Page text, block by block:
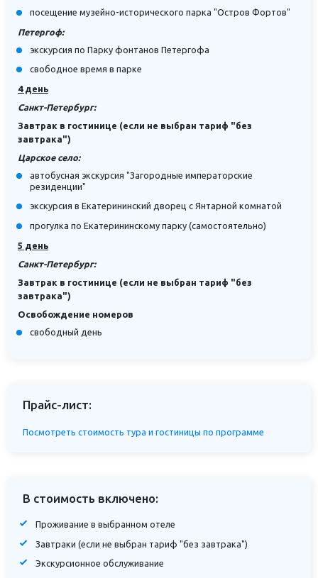
посещение музейно-исторического парка "Остров Фортов"
Петергоф:
экскурсия по Парку фонтанов Петергофа
свободное время в парке
4 день
Санкт-Петербург:
Завтрак в гостинице (если не выбран тариф "без
завтрака")
Царское село:
автобусная экскурсия "Загородные императорские
резиденции"
экскурсия в Екатерининский дворец с Янтарной комнатой
прогулка по Екатерининскому парку (самостоятельно)
5 день
Санкт-Петербург:
Завтрак в гостинице (если не выбран тариф "без
завтрака")
Освобождение номеров
свободный день
Прайс-лист:
Посмотреть стоимость тура и гостиницы по программе
В стоимость включено:
Проживание в выбранном отеле
Завтраки (если не выбран тариф "без завтрака")
Экскурсионное обслуживание